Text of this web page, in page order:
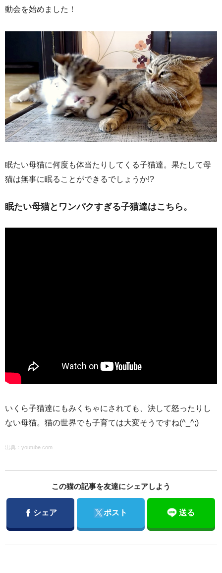
動会を始めました！
眠たい母猫に何度も体当たりしてくる子猫達。果たして母
猫は無事に眠ることができるでしょうか!?
眠たい母猫とワンパクすぎる子猫達はこちら。
いくら子猫達にもみくちゃにされても、決して怒ったりし
ない母猫。猫の世界でも子育ては大変そうですね(^_^;)
出典： youtube.com
この猫の記事を友達にシェアしよう
Facebook
シェア Twitter
ポスト 送る